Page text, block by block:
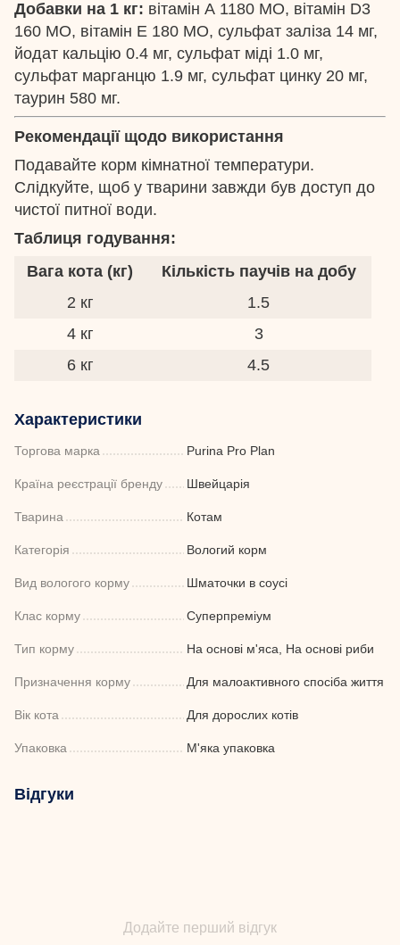
Добавки на 1 кг: вітамін А 1180 МО, вітамін D3
160 МО, вітамін Е 180 МО, сульфат заліза 14 мг,
йодат кальцію 0.4 мг, сульфат міді 1.0 мг,
сульфат марганцю 1.9 мг, сульфат цинку 20 мг,
таурин 580 мг.
Рекомендації щодо використання
Подавайте корм кімнатної температури.
Слідкуйте, щоб у тварини завжди був доступ до
чистої питної води.
Таблиця годування:
Вага кота (кг)
Кількість паучів на добу
2 кг
1.5
4 кг
3
6 кг
4.5
Характеристики
Торгова марка Purina Pro Plan
Країна реєстрації бренду Швейцарія
Тварина Котам
Категорія Вологий корм
Вид вологого корму Шматочки в соусі
Клас корму Суперпреміум
Тип корму На основі м'яса, На основі риби
Призначення корму Для малоактивного спосіба життя
Вік кота Для дорослих котів
Упаковка М'яка упаковка
Відгуки
Додайте перший відгук